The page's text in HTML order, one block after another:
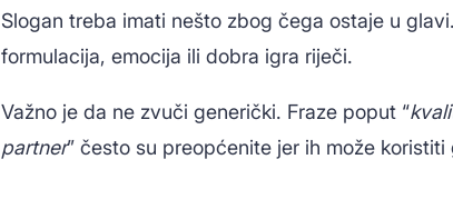
Slogan treba imati nešto zbog čega ostaje u
formulacija, emocija ili dobra igra riječi.
Važno je da ne zvuči generički. Fraze poput “
partner” često su preopćenite jer ih može